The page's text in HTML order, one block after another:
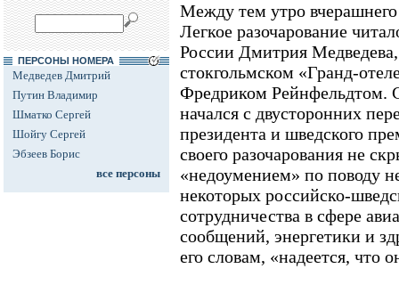
ПЕРСОНЫ НОМЕРА
Медведев Дмитрий
Путин Владимир
Шматко Сергей
Шойгу Сергей
Эбзеев Борис
все персоны
Между тем утро
Легкое разочарование
России Дмитрия
стокгольмском «Гранд-
Фредриком Рейнфельдтом.
начался с двусторонних
президента и шведского
своего разочарования не
«недоумением» по поводу
некоторых российско-
сотрудничества в сфере
сообщений, энергетики и
его словам, «надеется, что